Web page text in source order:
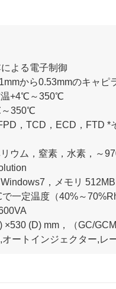
よる電子制御
から0.53mmのキャ
温+4℃～350℃
～350℃
，TCD，ECD，FTD
ウム，窒素，水素，～
，メモリ
一定温度（40%～
×530 (D) mm，（GC/